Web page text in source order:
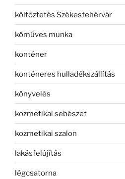
költöztetés Székesfehérvár
kőműves munka
konténer
konténeres hulladékszállítás
könyvelés
kozmetikai sebészet
kozmetikai szalon
lakásfelújítás
légcsatorna